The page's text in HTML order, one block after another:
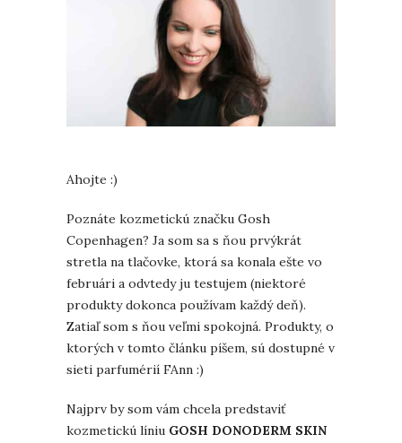
Ahojte :)
Poznáte kozmetickú značku Gosh
Copenhagen? Ja som sa s ňou prvýkrát
stretla na tlačovke, ktorá sa konala ešte vo
februári a odvtedy ju testujem (niektoré
produkty dokonca používam každý deň).
Zatiaľ som s ňou veľmi spokojná. Produkty, o
ktorých v tomto článku píšem, sú dostupné v
sieti parfumérií FAnn :)
Najprv by som vám chcela predstaviť
kozmetickú líniu GOSH DONODERM SKIN